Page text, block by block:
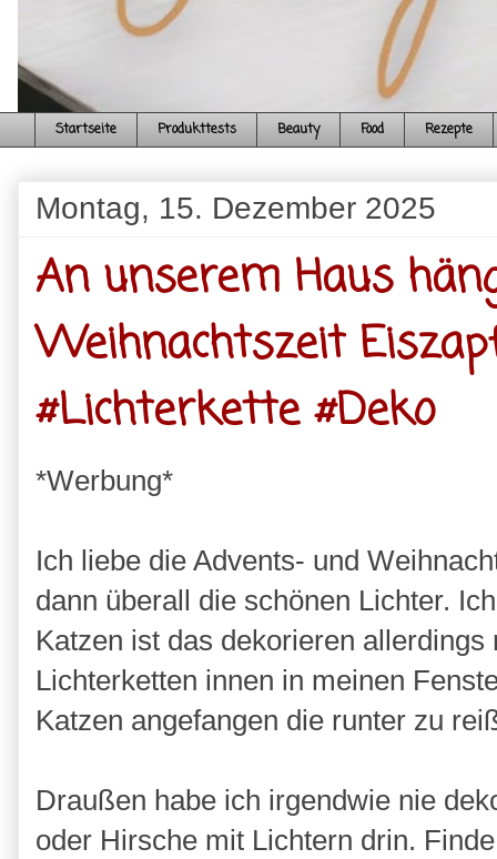
Startseite Produkttests Beauty Food Rezepte
Montag, 15. Dezember 2025
An unserem Haus
Weihnachtszeit
#Lichterkette #Deko
*Werbung*
Ich liebe die Advents- und
dann überall die schönen Lichter.
Katzen ist das dekorieren
Lichterketten innen in meinen
Katzen angefangen die runter zu
Draußen habe ich irgendwie nie
oder Hirsche mit Lichtern drin.